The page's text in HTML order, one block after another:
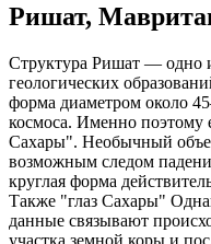
Ришат,
Структура Ришат — одно
геологических
форма диаметром около
космоса. Именно поэтому
Сахары". Необычный
возможным следом
круглая форма
Также "глаз Сахары"
данные связывают